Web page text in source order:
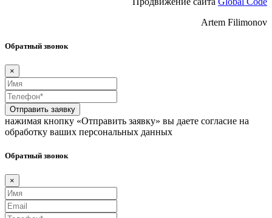
Artem Filimonov
Обратный звонок
×
Отправить заявку
нажимая кнопку «Отправить заявку» вы даете согласие на
обработку ваших персональных данных
Обратный звонок
×